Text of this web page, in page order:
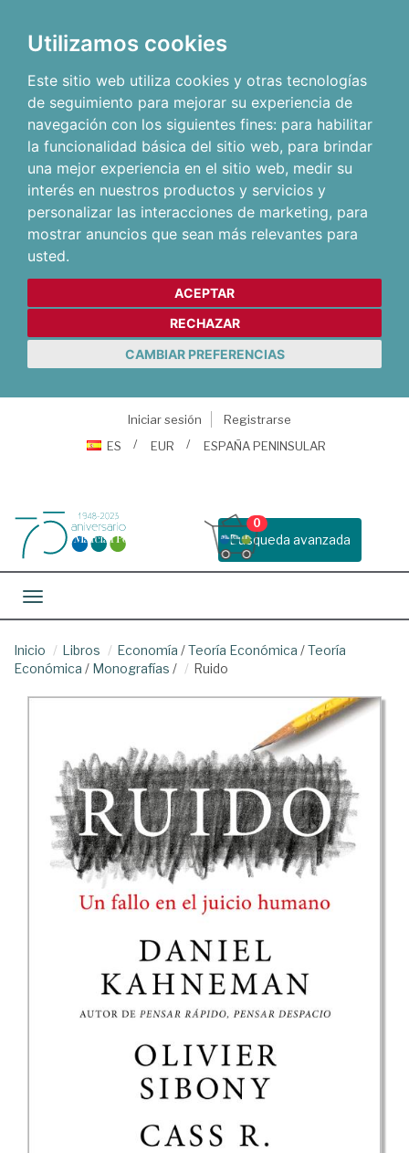
Utilizamos cookies
Este sitio web utiliza cookies y otras tecnologías
de seguimiento para mejorar su experiencia de
navegación con los siguientes fines: para habilitar
la funcionalidad básica del sitio web, para brindar
una mejor experiencia en el sitio web, medir su
interés en nuestros productos y servicios y
personalizar las interacciones de marketing, para
mostrar anuncios que sean más relevantes para
usted.
ACEPTAR
RECHAZAR
CAMBIAR PREFERENCIAS
Iniciar sesión
Registrarse
ES
EUR ESPAÑA PENINSULAR
Busqueda avanzada
0
Toggle navigation
Inicio Libros Economía /Teoría Económica /Teoría
Económica / Monografías / Ruido